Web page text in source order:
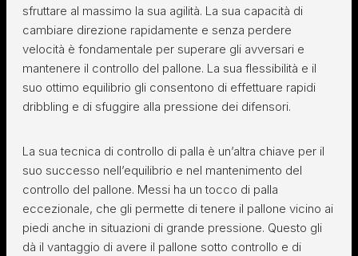
sfruttare al massimo la sua agilità. La sua capacità di
cambiare direzione rapidamente e senza perdere
velocità è fondamentale per superare gli avversari e
mantenere il controllo del pallone. La sua flessibilità e il
suo ottimo equilibrio gli consentono di effettuare rapidi
dribbling e di sfuggire alla pressione dei difensori.
La sua tecnica di controllo di palla è un’altra chiave per il
suo successo nell’equilibrio e nel mantenimento del
controllo del pallone. Messi ha un tocco di palla
eccezionale, che gli permette di tenere il pallone vicino ai
piedi anche in situazioni di grande pressione. Questo gli
dà il vantaggio di avere il pallone sotto controllo e di